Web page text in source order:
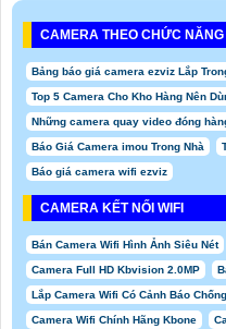
CAMERA THEO CHỨC NĂNG
Bảng báo giá camera ezviz Lắp
Top 5 Camera Cho Kho Hàng Nên
Những camera quay video đóng
Báo Giá Camera imou Trong Nhà
Báo giá camera wifi ezviz
CAMERA KẾT NỐI WIFI
Bán Camera Wifi Hình Ảnh Siêu Nét
Camera Full HD Kbvision 2.0MP
Lắp Camera Wifi Có Cảnh Báo
Camera Wifi Chính Hãng Kbone